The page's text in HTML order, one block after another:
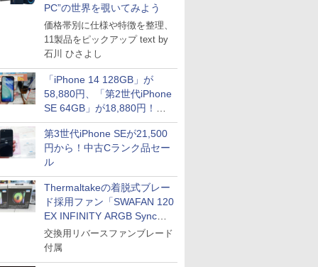
PC”の世界を覗いてみよう
価格帯別に仕様や特徴を整理、
11製品をピックアップ text by
石川 ひさよし
「iPhone 14 128GB」が
58,880円、「第2世代iPhone
SE 64GB」が18,880円！中
古Bランク品セール
第3世代iPhone SEが21,500
円から！中古Cランク品セー
ル
Thermaltakeの着脱式ブレー
ド採用ファン「SWAFAN 120
EX INFINITY ARGB Sync」
に単品パッケージ
交換用リバースファンブレード
付属